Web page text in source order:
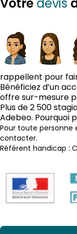
Votre devis
rappellent pour
Bénéficiez d’un
offre sur-mesure
Plus de 2 500
Adebeo. Pourquoi
Pour toute personne
contacter.
Référent handicap :